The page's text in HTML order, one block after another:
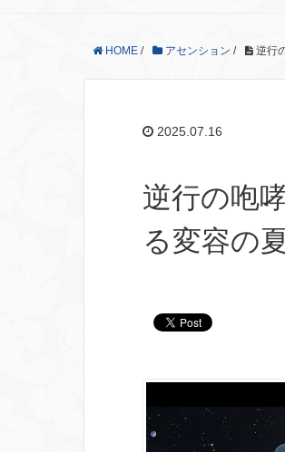
HOME / アセンション / 逆行
2025.07.16
逆行の咆
る変容の